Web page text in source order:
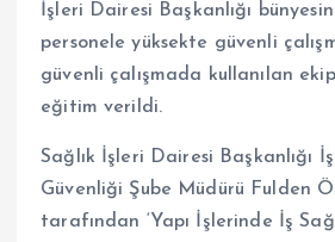
İşleri Dairesi Başkanlığı
personele yüksekte güvenli
güvenli çalışmada kullanılan
eğitim verildi.
Sağlık İşleri Dairesi Başkanlığı İş
Güvenliği Şube Müdürü Fulden
tarafından ‘Yapı İşlerinde İş